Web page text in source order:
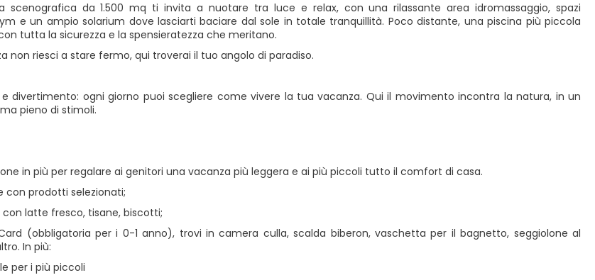
per i più piccoli
(obbligatoria per i 0-1 anno), trovi in camera culla, scalda biberon, vaschetta per il bagnetto, seggiolone al
In più:
con latte fresco, tisane, biscotti;
con prodotti selezionati;
in più per regalare ai genitori una vacanza più leggera e ai più piccoli tutto il comfort di casa.
e divertimento: ogni giorno puoi scegliere come vivere la tua vacanza. Qui il movimento incontra la natura, in un
pieno di stimoli.
non riesci a stare fermo, qui troverai il tuo angolo di paradiso.
scenografica da 1.500 mq ti invita a nuotare tra luce e relax, con una rilassante area idromassaggio, spazi
e un ampio solarium dove lasciarti baciare dal sole in totale tranquillità. Poco distante, una piscina più piccola
tutta la sicurezza e la spensieratezza che meritano.